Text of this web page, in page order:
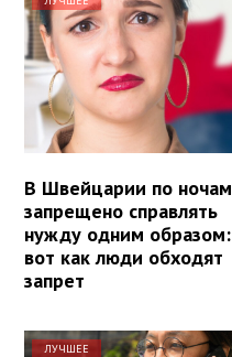
В Швейцарии по ночам
запрещено справлять
нужду одним образом:
вот как люди обходят
запрет
ЛУЧШЕЕ